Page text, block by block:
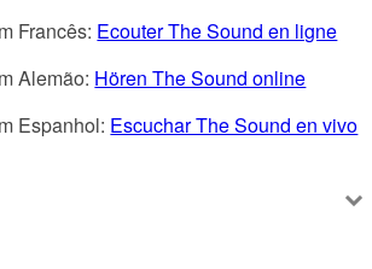
Francês: Ecouter The Sound en ligne
Alemão: Hören The Sound online
Espanhol: Escuchar The Sound en vivo